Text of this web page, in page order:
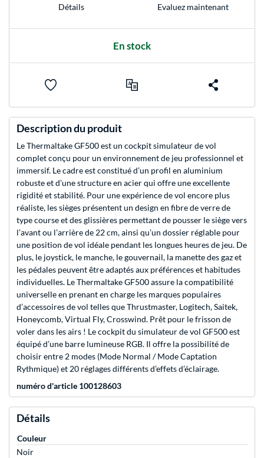
Détails Evaluez maintenant
En stock
Description du produit
Le Thermaltake GF500 est un cockpit simulateur de vol
complet conçu pour un environnement de jeu professionnel et
immersif. Le cadre est constitué d’un profil en aluminium
robuste et d’une structure en acier qui offre une excellente
rigidité et stabilité. Pour une expérience de vol encore plus
réaliste, les sièges présentent un design en fibre de verre de
type course et des glissières permettant de pousser le siège vers
l’avant ou l’arrière de 22 cm, ainsi qu’un dossier réglable pour
une position de vol idéale pendant les longues heures de jeu. De
plus, le joystick, le manche, le gouvernail, la manette des gaz et
les pédales peuvent être adaptés aux préférences et habitudes
individuelles. Le Thermaltake GF500 assure la compatibilité
universelle en prenant en charge les marques populaires
d’accessoires de vol telles que Thrustmaster, Logitech, Saitek,
Honeycomb, Virtual Fly, Crosswind. Prêt pour le frisson de
voler dans les airs ! Le cockpit du simulateur de vol GF500 est
équipé d’une barre lumineuse RGB. Il offre la possibilité de
choisir entre 2 modes (Mode Normal / Mode Captation
Rythmique) et 20 réglages différents d’effets d’éclairage.
numéro d'article 100128603
Détails
Couleur
Noir